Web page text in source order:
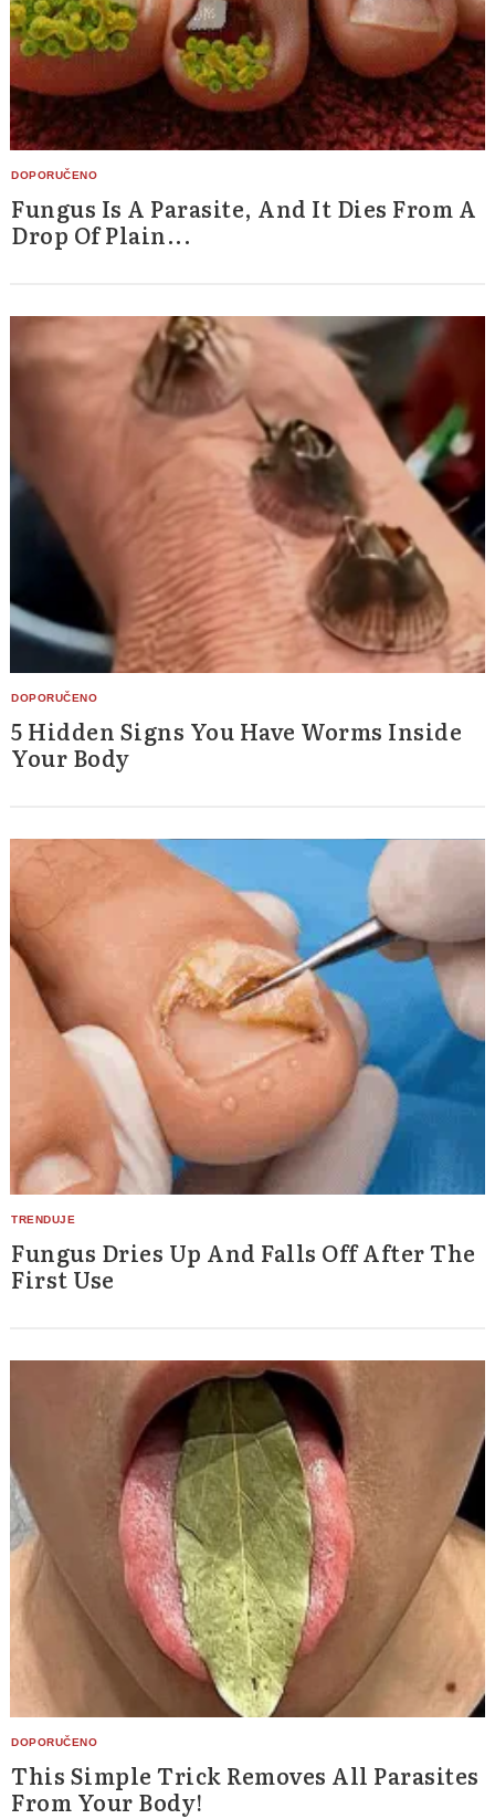
Fungus Is A Parasite, And It Dies From A
Drop Of Plain...
5 Hidden Signs You Have Worms Inside
Your Body
Fungus Dries Up And Falls Off After The
First Use
This Simple Trick Removes All Parasites
From Your Body!